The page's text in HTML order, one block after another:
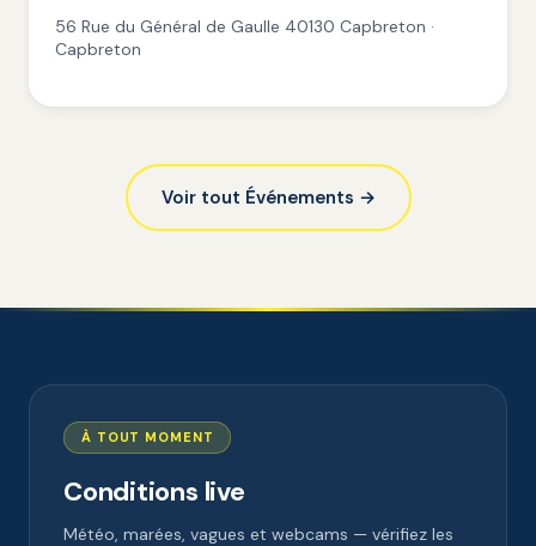
56 Rue du Général de Gaulle 40130 Capbreton ·
Capbreton
Voir tout Événements →
À TOUT MOMENT
Conditions live
Météo, marées, vagues et webcams — vérifiez les